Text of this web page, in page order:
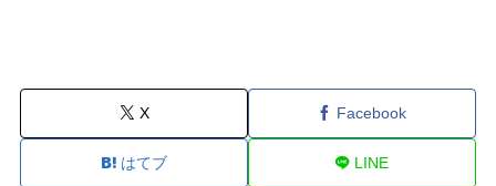
X Facebook
はてブ LINE